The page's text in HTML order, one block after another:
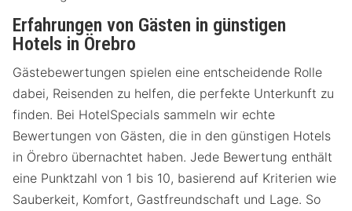
Erfahrungen von Gästen in günstigen
Hotels in Örebro
Gästebewertungen spielen eine entscheidende Rolle
dabei, Reisenden zu helfen, die perfekte Unterkunft zu
finden. Bei HotelSpecials sammeln wir echte
Bewertungen von Gästen, die in den günstigen Hotels
in Örebro übernachtet haben. Jede Bewertung enthält
eine Punktzahl von 1 bis 10, basierend auf Kriterien wie
Sauberkeit, Komfort, Gastfreundschaft und Lage. So